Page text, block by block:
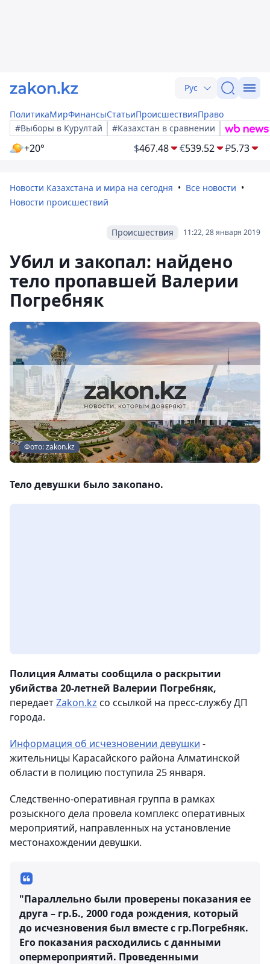
Рус
ПолитикаМирФинансыСтатьиПроисшествияПраво
#Выборы в Курултай
#Казахстан в сравнении
+20° $467.48 €539.52 ₽5.73
Новости Казахстана и мира на сегодня
Все новости
Новости происшествий
11:22, 28 января 2019
Происшествия
Убил и закопал: найдено
тело пропавшей Валерии
Погребняк
Фото: zakon.kz
Тело девушки было закопано.
Полиция Алматы сообщила о раскрытии
убийства 20-летней Валерии Погребняк,
передаетZakon.kz со ссылкой на пресс-службу ДП
города.
Информация об исчезновении девушки -
жительницы Карасайского района Алматинской
области в полицию поступила 25 января.
Следственно-оперативная группа в рамках
розыскного дела провела комплекс оперативных
мероприятий, направленных на установление
местонахождении девушки.
"Параллельно были проверены показания ее
друга – гр.Б., 2000 года рождения, который
до исчезновения был вместе с гр.Погребняк.
Его показания расходились с данными
опермероприятий. Проведенными